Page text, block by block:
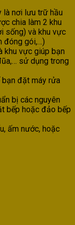
là nơi lưu trữ hầu
chia làm 2 khu
sống) và khu vực
đóng gói,…)
khu vực giúp bạn
sử dụng trong
đặt máy rửa
bị các nguyên
bếp hoặc đảo bếp
ấm nước, hoặc